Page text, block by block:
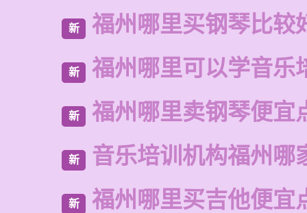
新 福州哪里买钢琴比较
新 福州哪里可以学音乐
新 福州哪里卖钢琴便宜
新 音乐培训机构福州哪
新 福州哪里买吉他便宜